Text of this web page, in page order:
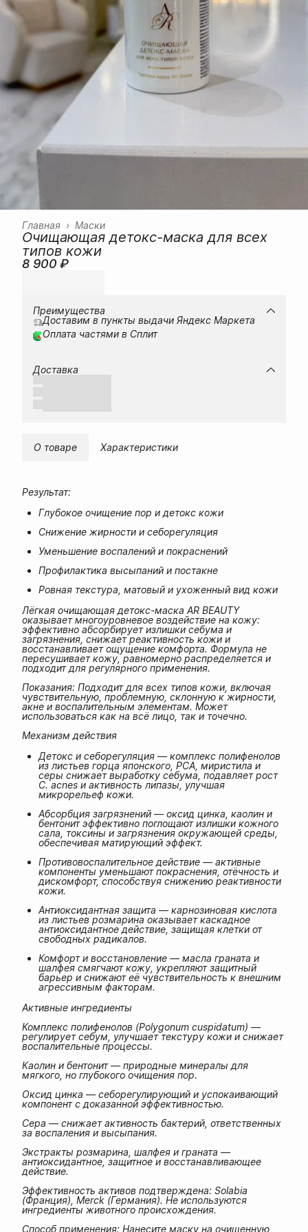
Маски
Главная ›
Очищающая детокс-маска для всех
типов кожи
8 900 ₽
Преимущества
Доставим в пункты выдачи Яндекс Маркета
Оплата частями в Сплит
Доставка
О товаре Характеристики
Результат:
Глубокое очищение пор и детокс кожи
Снижение жирности и себорегуляция
Уменьшение воспалений и покраснений
Профилактика высыпаний и постакне
Ровная текстура, матовый и ухоженный вид кожи
Лёгкая очищающая детокс-маска AR BEAUTY
оказывает многоуровневое воздействие на кожу:
эффективно абсорбирует излишки себума и
загрязнения, снижает реактивность кожи и
восстанавливает ощущение комфорта. Формула не
пересушивает кожу, равномерно распределяется и
подходит для регулярного применения.
Показания: Подходит для всех типов кожи, включая
чувствительную, проблемную, склонную к жирности,
акне и воспалительным элементам. Может
использоваться как на всё лицо, так и точечно.
Механизм действия
Детокс и себорегуляция — комплекс полифенолов
из листьев горца японского, PCA, миристила и
серы снижает выработку себума, подавляет рост
C. acnes и активность липазы, улучшая
микрорельеф кожи.
Абсорбция загрязнений — оксид цинка, каолин и
бентонит эффективно поглощают излишки кожного
сала, токсины и загрязнения окружающей среды,
обеспечивая матирующий эффект.
Противовоспалительное действие — активные
компоненты уменьшают покраснения, отёчность и
дискомфорт, способствуя снижению реактивности
кожи.
Антиоксидантная защита — карнозиновая кислота
из листьев розмарина оказывает каскадное
антиоксидантное действие, защищая клетки от
свободных радикалов.
Комфорт и восстановление — масла граната и
шалфея смягчают кожу, укрепляют защитный
барьер и снижают её чувствительность к внешним
агрессивным факторам.
Активные ингредиенты
Комплекс полифенолов (Polygonum cuspidatum) —
регулирует себум, улучшает текстуру кожи и снижает
воспалительные процессы.
Каолин и бентонит — природные минералы для
мягкого, но глубокого очищения пор.
Оксид цинка — себорегулирующий и успокаивающий
компонент с доказанной эффективностью.
Сера — снижает активность бактерий, ответственных
за воспаления и высыпания.
Экстракты розмарина, шалфея и граната —
антиоксидантное, защитное и восстанавливающее
действие.
Эффективность активов подтверждена: Solabia
(Франция), Merck (Германия). Не используются
ингредиенты животного происхождения.
Способ применения: Нанесите маску на очищенную